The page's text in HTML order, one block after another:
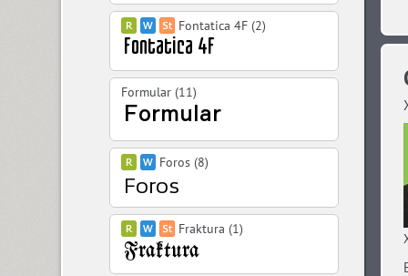
Fontatica 4F (2)
Formular (11)
Foros (8)
Fraktura (1)